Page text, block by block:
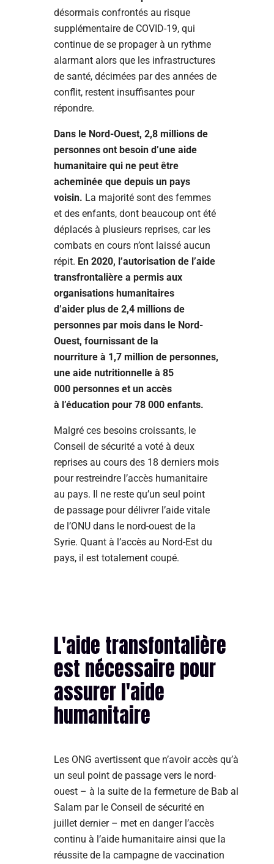
désormais confrontés au risque
supplémentaire de COVID-19, qui
continue de se propager à un rythme
alarmant alors que les infrastructures
de santé, décimées par des années de
conflit, restent insuffisantes pour
répondre.
Dans le Nord-Ouest, 2,8 millions de
personnes ont besoin d’une aide
humanitaire qui ne peut être
acheminée que depuis un pays
voisin. La majorité sont des femmes
et des enfants, dont beaucoup ont été
déplacés à plusieurs reprises, car les
combats en cours n’ont laissé aucun
répit. En 2020, l’autorisation de l’aide
transfrontalière a permis aux
organisations humanitaires
d’aider plus de 2,4 millions de
personnes par mois dans le Nord-
Ouest, fournissant de la
nourriture à 1,7 million de personnes,
une aide nutritionnelle à 85
000 personnes et un accès
à l’éducation pour 78 000 enfants.
Malgré ces besoins croissants, le
Conseil de sécurité a voté à deux
reprises au cours des 18 derniers mois
pour restreindre l’accès humanitaire
au pays. Il ne reste qu’un seul point
de passage pour délivrer l’aide vitale
de l’ONU dans le nord-ouest de la
Syrie. Quant à l’accès au Nord-Est du
pays, il est totalement coupé.
L'aide transfontalière
est nécessaire pour
assurer l'aide
humanitaire
Les ONG avertissent que n’avoir accès qu’à
un seul point de passage vers le nord-
ouest – à la suite de la fermeture de Bab al
Salam par le Conseil de sécurité en
juillet dernier – met en danger l’accès
continu à l’aide humanitaire ainsi que la
réussite de la campagne de vaccination